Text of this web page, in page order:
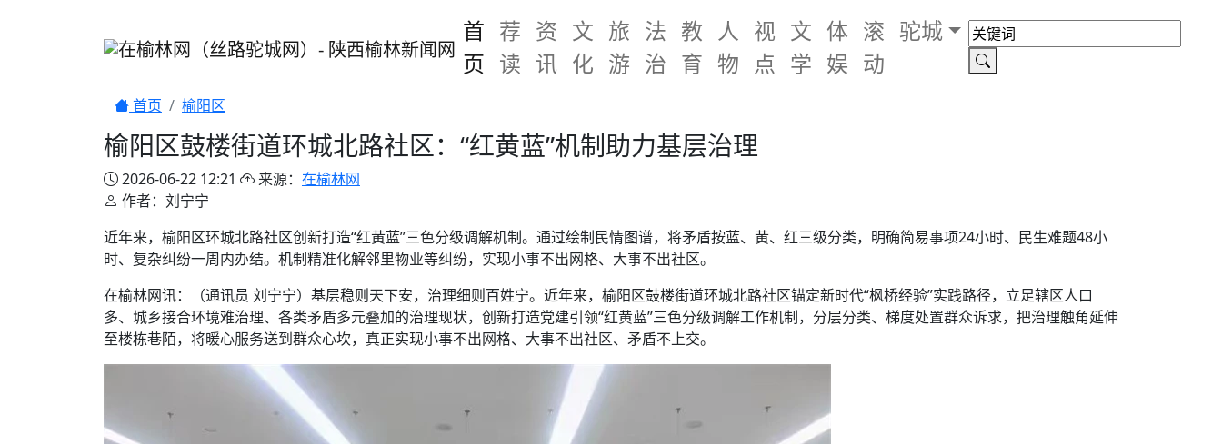
首
页
荐
读
资
讯
文
化
旅
游
法
治
教
育
人
物
视
点
文
学
体
娱
滚
动
驼城
首页 榆阳区
榆阳区鼓楼街道环城北路社区：“红黄蓝”机制助力基层治理
2026-06-22 12:21 来源： 在榆林网
作者：刘宁宁
近年来，榆阳区环城北路社区创新打造“红黄蓝”三色分级调解机制。通过绘制民情图谱，将矛盾按蓝、黄、红三级分类，明确简易事项24小时、民生难题48小
时、复杂纠纷一周内办结。机制精准化解邻里物业等纠纷，实现小事不出网格、大事不出社区。
在榆林网讯：（通讯员 刘宁宁）基层稳则天下安，治理细则百姓宁。近年来，榆阳区鼓楼街道环城北路社区锚定新时代“枫桥经验”实践路径，立足辖区人口
多、城乡接合环境难治理、各类矛盾多元叠加的治理现状，创新打造党建引领“红黄蓝”三色分级调解工作机制，分层分类、梯度处置群众诉求，把治理触角延伸
至楼栋巷陌，将暖心服务送到群众心坎，真正实现小事不出网格、大事不出社区、矛盾不上交。